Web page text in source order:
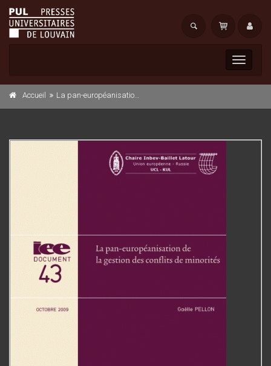
Toggle
Accueil La pan-européanisation de la gestion des conflits de minorités